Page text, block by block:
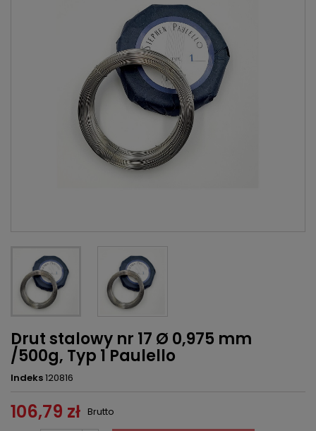
Drut stalowy nr 17 Ø 0,975 mm
/500g, Typ 1 Paulello
Indeks120816
106,79 zł Brutto